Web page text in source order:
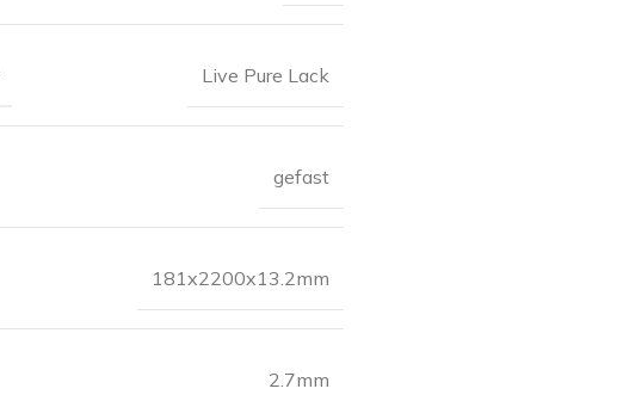
Live Pure Lack
gefast
181x2200x13.2mm
2.7mm